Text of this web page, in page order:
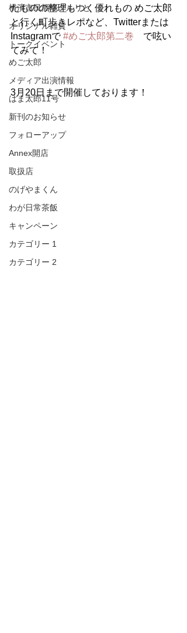
横濱市民酒場グルリと
オリジナル雑貨
トークイベント
めご太郎
メディア出演情報
はま太郎11号
新刊のお知らせ
フォローアップ
Annex開店
取扱店
のげやまくん
わが日常茶飯
キャンペーン
カテゴリー 1
カテゴリー 2
たものの整理もつく優れもの めご太郎
と行く町歩きレポなど、Twitterまたは
Instagramで #めご太郎第二巻 で呟い
てみて！
3月20日まで開催しております！